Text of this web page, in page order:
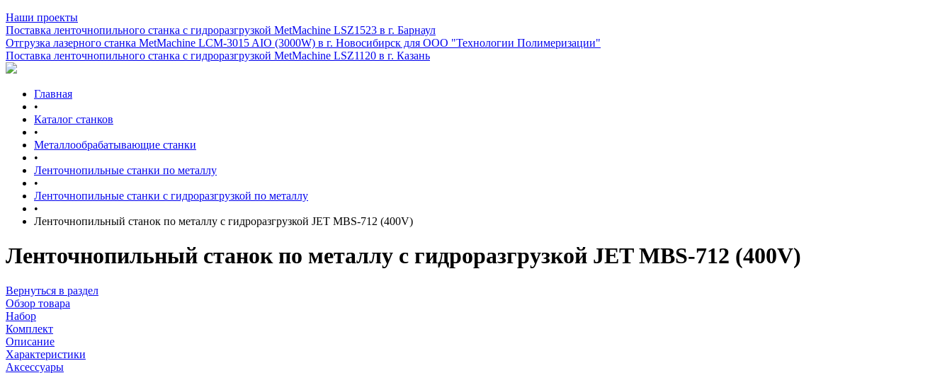
Наши проекты
Поставка ленточнопильного станка c гидроразгрузкой MetMachine LSZ1523 в г. Барнаул
Отгрузка лазерного станка MetMachine LCM-3015 AIO (3000W) в г. Новосибирск для ООО "Технологии Полимеризации"
Поставка ленточнопильного станка c гидроразгрузкой MetMachine LSZ1120 в г. Казань
Главная
•
Каталог станков
•
Металлообрабатывающие станки
•
Ленточнопильные станки по металлу
•
Ленточнопильные станки с гидроразгрузкой по металлу
•
Ленточнопильный станок по металлу с гидроразгрузкой JET MBS-712 (400V)
Ленточнопильный станок по металлу с гидроразгрузкой JET MBS-712 (400V)
Вернуться в раздел
Обзор товара
Набор
Комплект
Описание
Характеристики
Аксессуары